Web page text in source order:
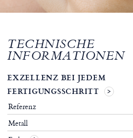
TECHNISCHE
INFORMATIONEN
EXZELLENZ BEI JEDEM
FERTIGUNGSSCHRITT
Referenz
Metall